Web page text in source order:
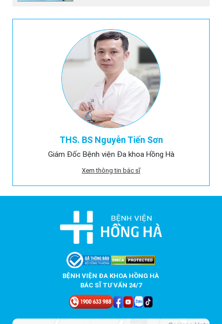
THS. BS Nguyễn Tiến Sơn
Giám Đốc Bệnh viện Đa khoa Hồng Hà
Xem thông tin bác sĩ
BỆNH VIỆN ĐA KHOA HỒNG HÀ
BÁC SĨ TƯ VẤN 24/7